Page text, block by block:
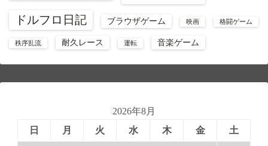
ドルフロ日記 ブラウザゲーム 映画 格闘ゲーム
秩序乱流 耐久レース 運転 音楽ゲーム
2026年8月
日
月 火 水 木 金 土